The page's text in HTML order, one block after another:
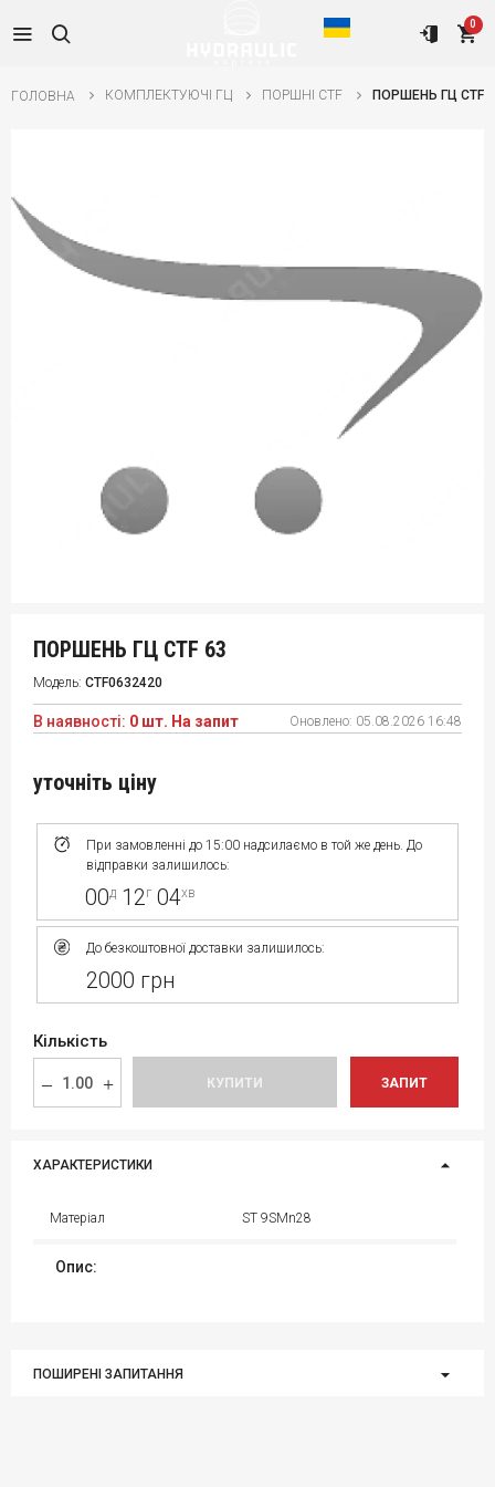
0
ГОЛОВНА КОМПЛЕКТУЮЧІ ГЦ ПОРШНІ CTF ПОРШЕНЬ ГЦ CTF
ПОРШЕНЬ ГЦ CTF 63
Модель: CTF0632420
В наявності: 0 шт. На запит Оновлено: 05.08.2026 16:48
При замовленні до 15:00 надсилаємо в той же день. До
відправки залишилось:
00д 12 г 04хв
До безкоштовної доставки залишилось:
2000 грн
уточніть ціну
Кількість
КУПИТИ ЗАПИТ
ХАРАКТЕРИСТИКИ
Матеріал ST 9SMn28
Опис:
ПОШИРЕНІ ЗАПИТАННЯ